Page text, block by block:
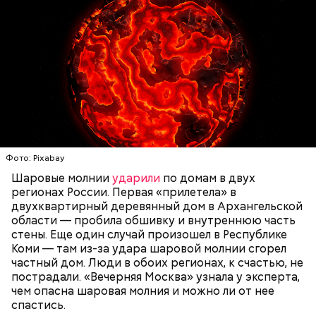
Фото: Pixabay
Шаровые молнииударили по домам в двух
регионах России. Первая «прилетела» в
двухквартирный деревянный дом в Архангельской
области — пробила обшивку и внутреннюю часть
стены. Еще один случай произошел в Республике
Коми — там из-за удара шаровой молнии сгорел
частный дом. Люди в обоих регионах, к счастью, не
пострадали. «Вечерняя Москва» узнала у эксперта,
чем опасна шаровая молния и можно ли от нее
спастись.
— Маленькие — от одного сантиметра, средние —
около 20 сантиметров, а самые большие могут
доходить до нескольких метров. Шаровая молния
проходит и через стекла, даже часто не оставляя
следов. Она как капля стекает, растекается. Может
и в окно влезть, причем в двухметровое.
Сжимается, как воздушный шар, и проходит.
УЧЕНЫЕ МОЛНИИ ПОГОДА
По его словам, солдаты не знали о масштабах
трагедии. Подобных аварий раньше не случалось.
Поэтому он не испытывал страха.
Нагасаки. С подобным сами не сталкивались, —
говорит ликвидатор.
Святитель Николай дожил до глубокой старости и
скончался в середине IV века. По церковному
преданию, мощи святого сохранились нетленными
и источали чудесное миро, от которого исцелилось
множество людей. В 1087 году мощи Николая
Угодника были перенесены в итальянский город
Бар (Бари), где находятся и поныне.